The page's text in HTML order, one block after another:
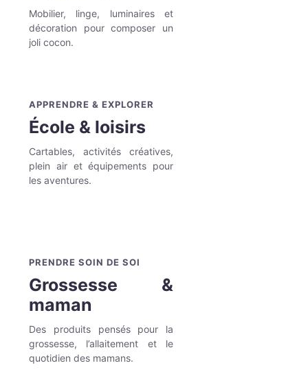
Mobilier, linge, luminaires et
décoration pour composer un
joli cocon.
APPRENDRE & EXPLORER
École & loisirs
Cartables, activités créatives,
plein air et équipements pour
les aventures.
PRENDRE SOIN DE SOI
Grossesse &
maman
Des produits pensés pour la
grossesse, l’allaitement et le
quotidien des mamans.